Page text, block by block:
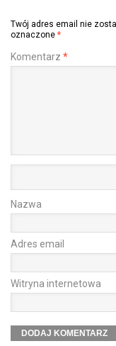
Twój adres email nie
oznaczone *
Komentarz *
Nazwa
Adres email
Witryna internetowa